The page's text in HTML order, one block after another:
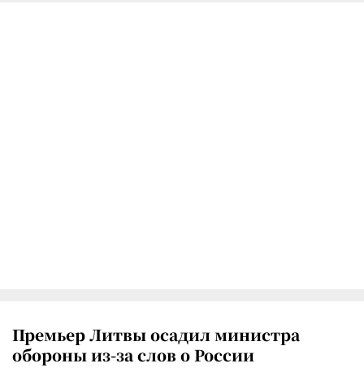
Премьер Литвы осадил министра
обороны из-за слов о России